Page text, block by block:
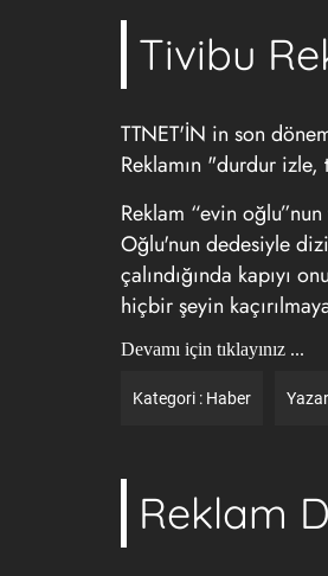
Tivibu
TTNET'İN in son
Reklamın "durdur
Reklam “evin
Oğlu'nun dedesiyle
çalındığında kapıyı
hiçbir şeyin
Devamı için tıklayınız ...
Kategori : Haber
Reklam